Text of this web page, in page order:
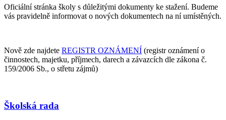
Oficiální stránka školy s důležitými dokumenty ke stažení. Budeme
vás pravidelně informovat o nových dokumentech na ní umístěných.
Nově zde najdete REGISTR OZNÁMENÍ (registr oznámení o
činnostech, majetku, příjmech, darech a závazcích dle zákona č.
159/2006 Sb., o střetu zájmů)
Školská rada